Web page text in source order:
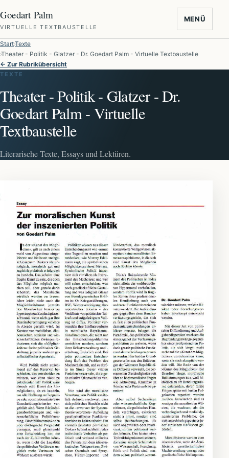
Goedart Palm
VIRTUELLE TEXTBAUSTELLE
MENÜ
StartTexte
Theater - Politik - Glatzer - Dr. Goedart Palm - Virtuelle Textbaustelle
← Zur Rubrikübersicht
TEXTE
Theater - Politik - Glatzer - Dr.
Goedart Palm - Virtuelle
Textbaustelle
Literarische Texte, Essays und Lektüren.